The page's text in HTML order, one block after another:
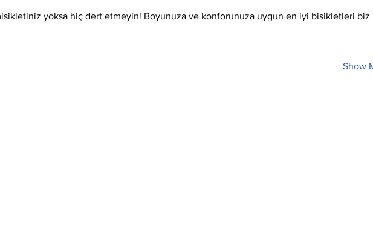
yoksa hiç dert etmeyin! Boyunuza ve konforunuza uygun en iyi bisikletleri biz
Show